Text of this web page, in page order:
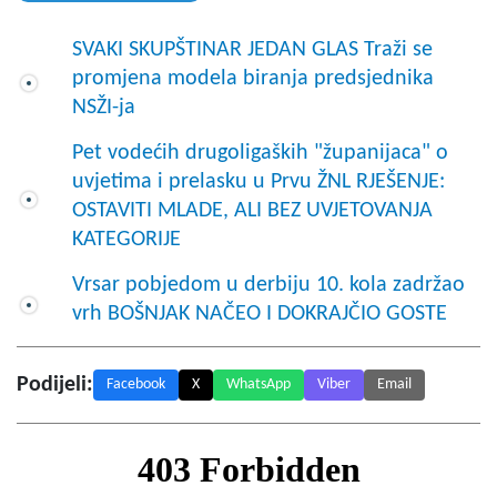
SVAKI SKUPŠTINAR JEDAN GLAS Traži se
promjena modela biranja predsjednika
NSŽI-ja
Pet vodećih drugoligaških "županijaca" o
uvjetima i prelasku u Prvu ŽNL RJEŠENJE:
OSTAVITI MLADE, ALI BEZ UVJETOVANJA
KATEGORIJE
Vrsar pobjedom u derbiju 10. kola zadržao
vrh BOŠNJAK NAČEO I DOKRAJČIO GOSTE
Podijeli: Facebook X WhatsApp Viber Email